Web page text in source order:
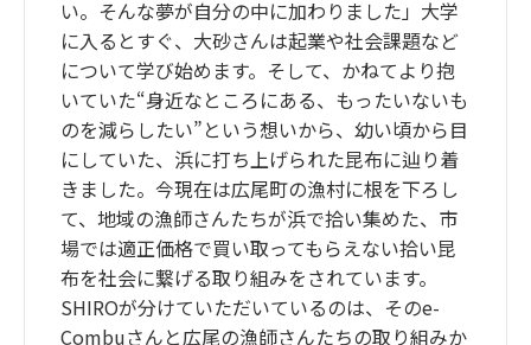
い。そんな夢が自分の中に加わりました」大学
に入るとすぐ、大砂さんは起業や社会課題など
について学び始めます。そして、かねてより抱
いていた“身近なところにある、もったいないも
のを減らしたい”という想いから、幼い頃から目
にしていた、浜に打ち上げられた昆布に辿り着
きました。今現在は広尾町の漁村に根を下ろし
て、地域の漁師さんたちが浜で拾い集めた、市
場では適正価格で買い取ってもらえない拾い昆
布を社会に繋げる取り組みをされています。
SHIROが分けていただいているのは、そのe-
Combuさんと広尾の漁師さんたちの取り組みか